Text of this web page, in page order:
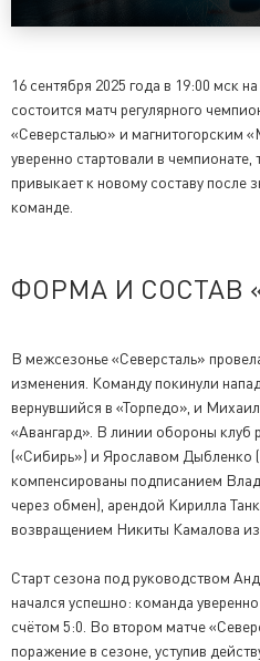
16 сентября 2025 года в 19:00 мск
состоится матч регулярного
«Северсталью» и магнитогорским
уверенно стартовали в
привыкает к новому составу после
команде.
ФОРМА И СОСТАВ
В межсезонье «Северсталь»
изменения. Команду покинули
вернувшийся в «Торпедо», и
«Авангард». В линии обороны клуб
(«Сибирь») и Ярославом Дыбленко
компенсированы подписанием
через обмен), арендой Кирилла
возвращением Никиты Камалова
Старт сезона под руководством
начался успешно: команда
счётом 5:0. Во втором матче
поражение в сезоне, уступив